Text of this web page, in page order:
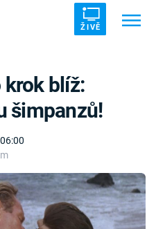
ŽIVĚ
krok blíž:
šimpanzů!